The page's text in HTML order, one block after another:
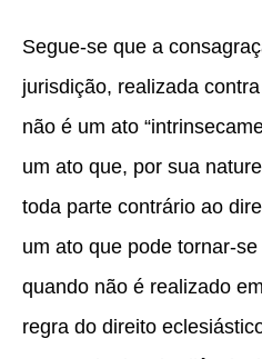
Segue-se que a
jurisdição, realizada
não é um ato
um ato que, por sua
toda parte contrário ao
um ato que pode tornar-se
quando não é realizado
regra do direito